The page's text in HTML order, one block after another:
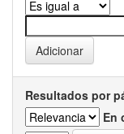
Resultados por
En